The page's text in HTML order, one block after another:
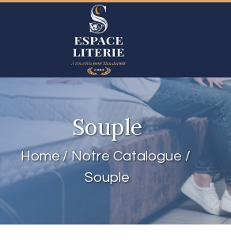
Souple
Home
Notre Catalogue
Souple
A PROPOS
NOS PRODUITS
NOTRE CATALOGUE
ESPACE KIDS
ESPACE SENIORS
ESPACE NATURE
ACTUALITÉS
CONTACT